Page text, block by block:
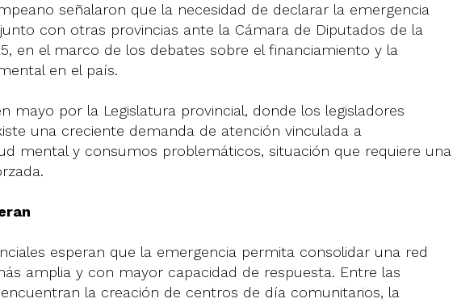
señalaron que la necesidad de declarar la emergencia
con otras provincias ante la Cámara de Diputados de la
en el marco de los debates sobre el financiamiento y la
en el país.
mayo por la Legislatura provincial, donde los legisladores
una creciente demanda de atención vinculada a
mental y consumos problemáticos, situación que requiere una
esperan que la emergencia permita consolidar una red
amplia y con mayor capacidad de respuesta. Entre las
la creación de centros de día comunitarios, la